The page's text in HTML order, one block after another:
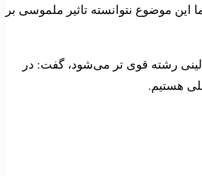
این موضوع نتوانسته تاثیر ملموسی بر
رشته قوی تر می‌شود، گفت: در
هستیم.